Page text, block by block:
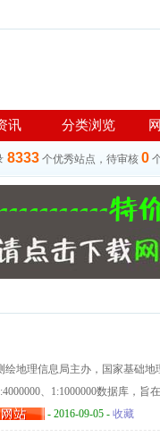
讯 分类浏览
8333 个优秀站点，待审核 0
绘地理信息局主办，国家基础
、1:1000000数据库，
达工具，为政府管理决策、科
- 2016-09-05 - 收藏